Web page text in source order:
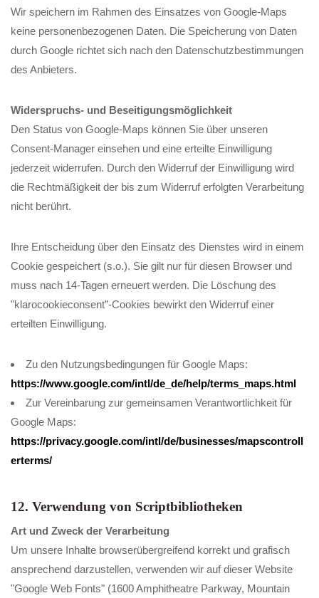
Wir speichern im Rahmen des Einsatzes von Google-Maps
keine personenbezogenen Daten. Die Speicherung von Daten
durch Google richtet sich nach den Datenschutzbestimmungen
des Anbieters.
Widerspruchs- und Beseitigungsmöglichkeit
Den Status von Google-Maps können Sie über unseren
Consent-Manager einsehen und eine erteilte Einwilligung
jederzeit widerrufen. Durch den Widerruf der Einwilligung wird
die Rechtmäßigkeit der bis zum Widerruf erfolgten Verarbeitung
nicht berührt.
Ihre Entscheidung über den Einsatz des Dienstes wird in einem
Cookie gespeichert (s.o.). Sie gilt nur für diesen Browser und
muss nach 14-Tagen erneuert werden. Die Löschung des
"klarocookieconsent”-Cookies bewirkt den Widerruf einer
erteilten Einwilligung.
Zu den Nutzungsbedingungen für Google Maps:
https://www.google.com/intl/de_de/help/terms_maps.html
Zur Vereinbarung zur gemeinsamen Verantwortlichkeit für
Google Maps:
https://privacy.google.com/intl/de/businesses/mapscontroll
erterms/
12. Verwendung von Scriptbibliotheken
Art und Zweck der Verarbeitung
Um unsere Inhalte browserübergreifend korrekt und grafisch
ansprechend darzustellen, verwenden wir auf dieser Website
"Google Web Fonts" (1600 Amphitheatre Parkway, Mountain